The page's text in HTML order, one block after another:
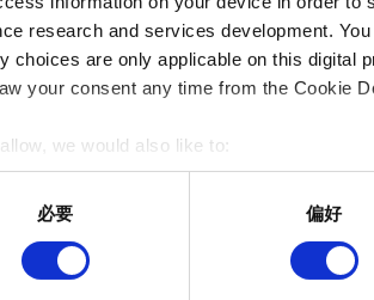
research and services development.
choices are only applicable on this digital
your consent any time from the Cookie
we would also like to:
Collect information about your
Identify your device by actively scanning
more about how your personal data is
必要 偏好